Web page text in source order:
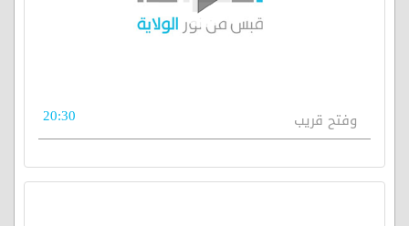
وفتح قريب 20:30